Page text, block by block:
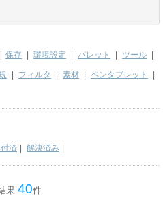
保存 環境設定 パレット ツール
フィルタ 素材 ペンタブレット
付済 解決済み
果 40件